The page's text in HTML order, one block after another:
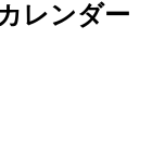
レンダー